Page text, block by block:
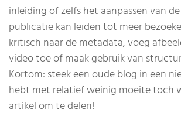
inleiding of zelfs het aanpassen van
publicatie kan leiden tot meer
kritisch naar de metadata, voeg
video toe of maak gebruik van
Kortom: steek een oude blog in een
hebt met relatief weinig moeite toch
artikel om te delen!